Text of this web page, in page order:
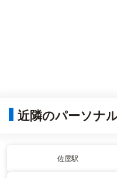
近隣のパーソナ
佐屋駅